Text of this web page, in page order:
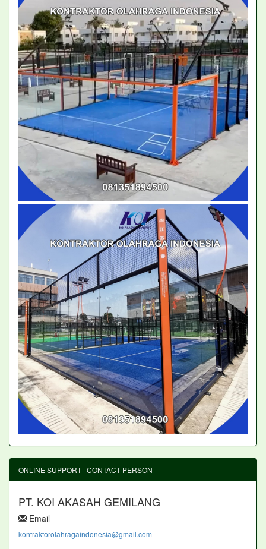
ONLINE SUPPORT | CONTACT PERSON
PT. KOI AKASAH GEMILANG
Email
kontraktorolahragaindonesia@gmail.com